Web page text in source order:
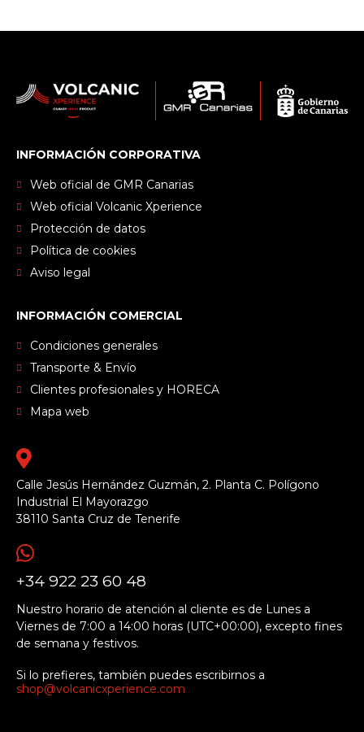
INFORMACIÓN CORPORATIVA
Web oficial de GMR Canarias
Web oficial Volcanic Xperience
Protección de datos
Política de cookies
Aviso legal
INFORMACIÓN COMERCIAL
Condiciones generales
Transporte & Envío
Clientes profesionales y HORECA
Mapa web
Calle Jesús Hernández Guzmán, 2. Planta C. Polígono
Industrial El Mayorazgo
38110 Santa Cruz de Tenerife
+34 922 23 60 48
Nuestro horario de atención al cliente es de Lunes a
Viernes de 7:00 a 14:00 horas (UTC+00:00), excepto fines
de semana y festivos.
Si lo prefieres, también puedes escribirnos a
shop@volcanicxperience.com